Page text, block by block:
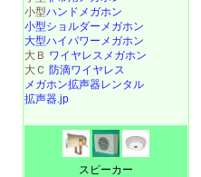
小型ハンドメガホン
小型ショルダーメガホン
大型ハイパワーメガホン
大Ｂ ワイヤレスメガホン
大Ｃ 防滴ワイヤレス
メガホン拡声器レンタル
拡声器.jp
スピーカー